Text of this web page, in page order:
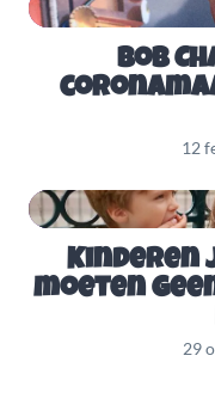
Bob
12
Kinderen
moeten
29